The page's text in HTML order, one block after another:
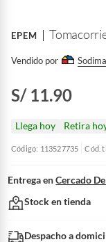
EPEM
Vendido por
S/ 11.90
Llega hoy Retira
Código: 113527735 Cód.
Entrega en Cercado
Stock en tienda
Despacho a